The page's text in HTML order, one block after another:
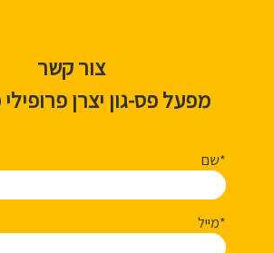
צור קשר
מפעל פס-גון יצרן
שם*
מייל*